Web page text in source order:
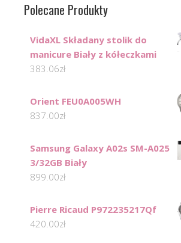
Polecane Produkty
VidaXL Składany stolik do
manicure Biały z kółeczkami
383.06zł
Orient FEU0A005WH
837.00zł
Samsung Galaxy A02s SM-A025
3/32GB Biały
899.00zł
Pierre Ricaud P972235217Qf
420.00zł